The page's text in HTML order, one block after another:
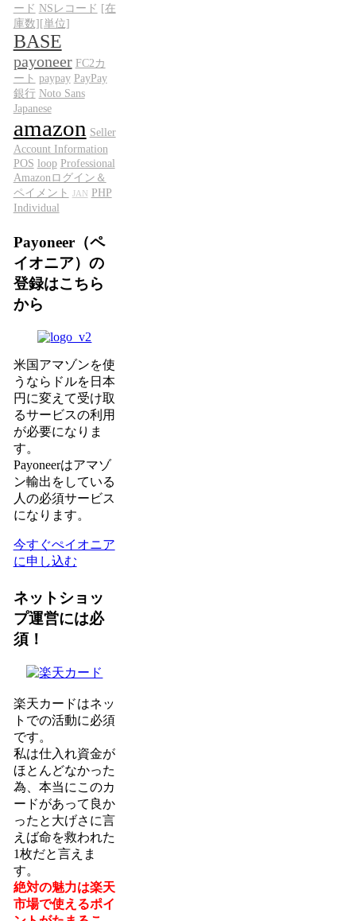
ード NSレコード [在
庫数][単位]
BASE
payoneer FC2カ
ート paypay PayPay
銀行 Noto Sans
Japanese
amazon Seller
Account Information
POS loop Professional
Amazonログイン＆
ペイメント
JAN
PHP
Individual
Payoneer（ペ
イオニア）の
登録はこちら
から
米国アマゾンを使
うならドルを日本
円に変えて受け取
るサービスの利用
が必要になりま
す。
Payoneerはアマゾ
ン輸出をしている
人の必須サービス
になります。
今すぐぺイオニア
に申し込む
ネットショッ
プ運営には必
須！
楽天カードはネッ
トでの活動に必須
です。
私は仕入れ資金が
ほとんどなかった
為、本当にこのカ
ードがあって良か
ったと大げさに言
えば命を救われた
1枚だと言えま
す。
絶対の魅力は楽天
市場で使えるポイ